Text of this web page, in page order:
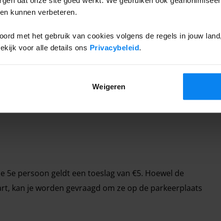
kunnen verbeteren.
met het gebruik van cookies volgens de regels in jouw
voor alle details ons Privacybeleid.
Weigeren
gratis shuttle vervoer voor 4 personen. Voor extra
niet inbegrepen
5e persoon geldt een toeslag van €5. Hoewel de
kan je worden gevraagd om ze op de parkeerplaats